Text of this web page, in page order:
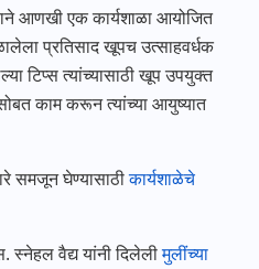
आणखी एक कार्यशाळा आयोजित
प्रतिसाद खूपच उत्साहवर्धक
टिप्स त्यांच्यासाठी खूप उपयुक्त
काम करून त्यांच्या आयुष्यात
समजून घेण्यासाठीकार्यशाळेचे
वैद्य यांनी दिलेलीमुलींच्या